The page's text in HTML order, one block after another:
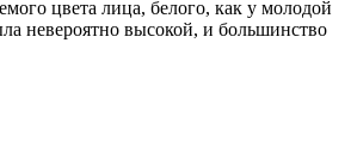
цвета лица, белого, как у молодой
невероятно высокой, и большинство